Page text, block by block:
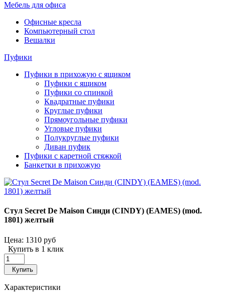
Мебель для офиса
Офисные кресла
Компьютерный стол
Вешалки
Пуфики
Пуфики в прихожую с ящиком
Пуфики с ящиком
Пуфики со спинкой
Квадратные пуфики
Круглые пуфики
Прямоугольные пуфики
Угловые пуфики
Полукруглые пуфики
Диван пуфик
Пуфики с каретной стяжкой
Банкетки в прихожую
Стул Secret De Maison Синди (CINDY) (EAMES) (mod.
1801) желтый
Цена: 1310 руб
Купить в 1 клик
Купить
Характеристики